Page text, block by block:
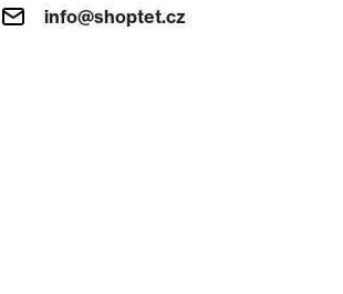
info@shoptet.cz